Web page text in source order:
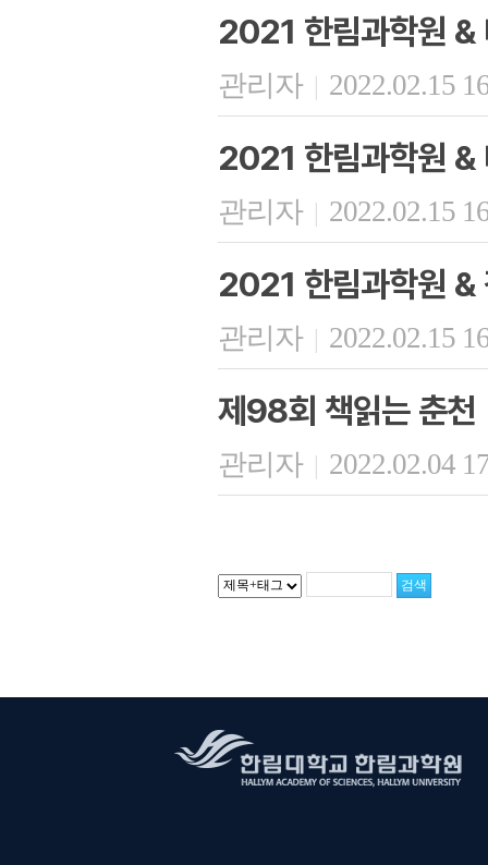
2021 한림과학원 &
관리자 | 2022.02.15
2021 한림과학원 &
관리자 | 2022.02.15
2021 한림과학원 &
관리자 | 2022.02.15
제98회 책읽는 춘천
관리자 | 2022.02.04